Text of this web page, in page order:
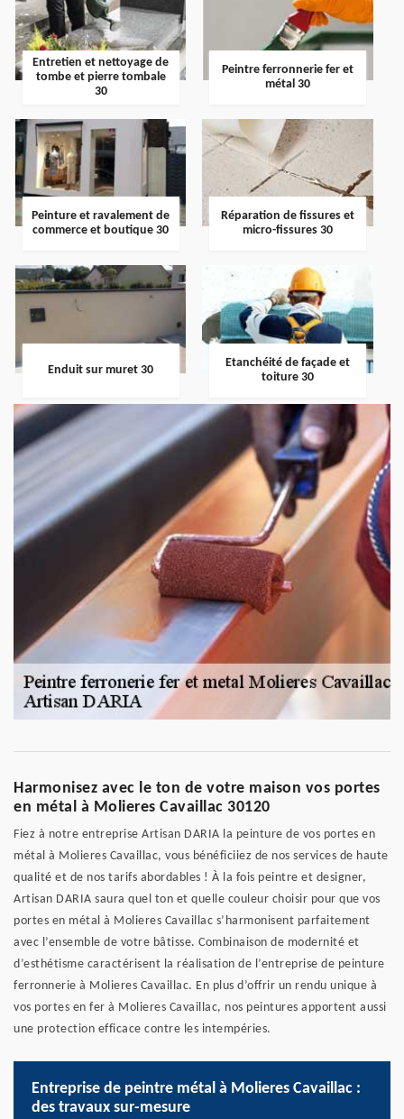
Entretien et nettoyage de
tombe et pierre tombale
30
Peintre ferronnerie fer et
métal 30
Peinture et ravalement de
commerce et boutique 30
Réparation de fissures et
micro-fissures 30
Enduit sur muret 30
Etanchéité de façade et
toiture 30
Harmonisez avec le ton de votre maison vos portes
en métal à Molieres Cavaillac 30120
Fiez à notre entreprise Artisan DARIA la peinture de vos portes en
métal à Molieres Cavaillac, vous bénéficiiez de nos services de haute
qualité et de nos tarifs abordables ! À la fois peintre et designer,
Artisan DARIA saura quel ton et quelle couleur choisir pour que vos
portes en métal à Molieres Cavaillac s’harmonisent parfaitement
avec l’ensemble de votre bâtisse. Combinaison de modernité et
d’esthétisme caractérisent la réalisation de l’entreprise de peinture
ferronnerie à Molieres Cavaillac. En plus d’offrir un rendu unique à
vos portes en fer à Molieres Cavaillac, nos peintures apportent aussi
une protection efficace contre les intempéries.
Entreprise de peintre métal à Molieres Cavaillac :
des travaux sur-mesure